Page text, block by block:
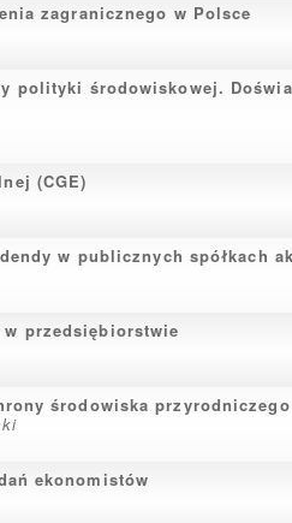
zagranicznego w Polsce
polityki środowiskowej.
(CGE)
w publicznych spółkach
przedsiębiorstwie
środowiska przyrodniczego
ekonomistów